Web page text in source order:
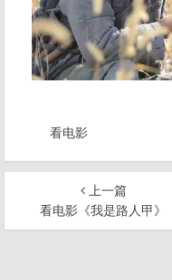
看电影
上一篇
看电影《我是路人甲》